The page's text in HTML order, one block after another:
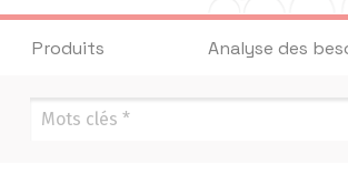
Produits Analyse des